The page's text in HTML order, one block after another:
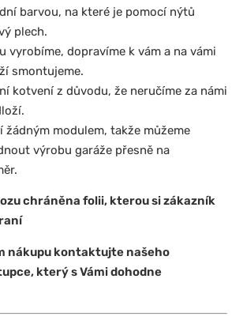
barvou, na které je pomocí nýtů
plech.
vyrobíme, dopravíme k vám a na vámi
smontujeme.
kotvení z důvodu, že neručíme za námi
žádným modulem, takže můžeme
výrobu garáže přesně na
chráněna folii, kterou si zákazník
nákupu kontaktujte našeho
který s Vámi dohodne